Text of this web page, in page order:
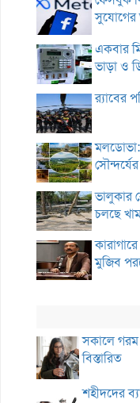
সুযোগের
একবার
ভাড়া ও
র‌্যাবের
ভালুকার
চলছে
মুজিব
সকালে গরম
বিস্তারিত
শহীদদের